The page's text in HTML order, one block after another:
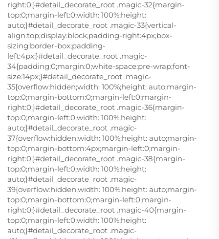
right:0;}#detail_decorate_root .magic-32{margin-
top:0;margin-left:0;width: 100%;height:
auto;}#detail_decorate_root .magic-33{vertical-
align:top;display:block;padding-right:4px;box-
sizing:border-box;padding-
left:4px;}#detail_decorate_root .magic-
34{padding:0;margin:0;white-space:pre-wrap;font-
size:14px;}#detail_decorate_root .magic-
35{overflow:hidden;width: 100%;height: auto;margin-
top:0;margin-bottom:0;margin-left:0;margin-
right:0;}#detail_decorate_root .magic-36{margin-
top:0;margin-left:0;width: 100%;height:
auto;}#detail_decorate_root .magic-
37{overflow:hidden;width: 100%;height: auto;margin-
top:0;margin-bottom:4px;margin-left:0;margin-
right:0;}#detail_decorate_root .magic-38{margin-
top:0;margin-left:0;width: 100%;height:
auto;}#detail_decorate_root .magic-
39{overflow:hidden;width: 100%;height: auto;margin-
top:0;margin-bottom:0;margin-left:0;margin-
right:0;}#detail_decorate_root .magic-40{margin-
top:0;margin-left:0;width: 100%;height:
auto;}#detail_decorate_root .magic-